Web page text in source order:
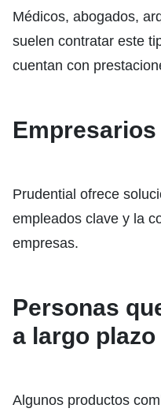
Médicos, abogados,
suelen contratar este
cuentan con
Empresarios
Prudential ofrece
empleados clave y la
empresas.
Personas
a largo plazo
Algunos productos